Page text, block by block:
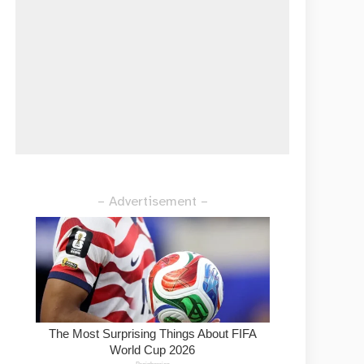
– Advertisement –